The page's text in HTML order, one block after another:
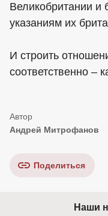
Великобритании и
указаниям их
И строить
соответственно –
Андрей Митрофанов
Поделиться
Наши